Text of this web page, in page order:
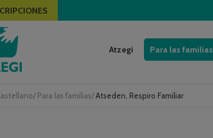
/ Para las familias/Atseden, Respiro Familiar
Atzegi Para las familias